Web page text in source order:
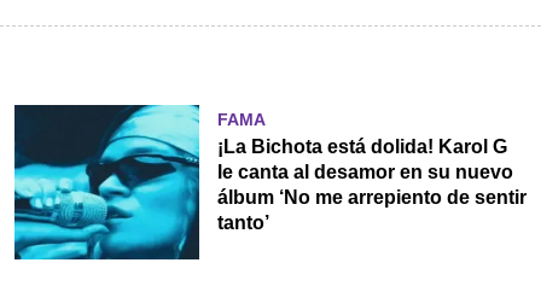
FAMA
¡La Bichota está dolida! Karol G
le canta al desamor en su nuevo
álbum ‘No me arrepiento de sentir
tanto’